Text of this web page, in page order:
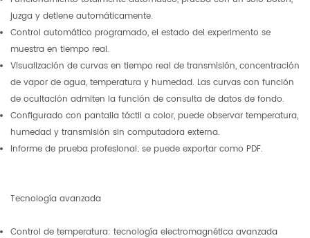
juzga y detiene automáticamente.
Control automático programado, el estado del experimento se
muestra en tiempo real.
Visualización de curvas en tiempo real de transmisión, concentración
de vapor de agua, temperatura y humedad. Las curvas con función
de ocultación admiten la función de consulta de datos de fondo.
Configurado con pantalla táctil a color, puede observar temperatura,
humedad y transmisión sin computadora externa.
Informe de prueba profesional; se puede exportar como PDF.
Tecnología avanzada
Control de temperatura: tecnología electromagnética avanzada